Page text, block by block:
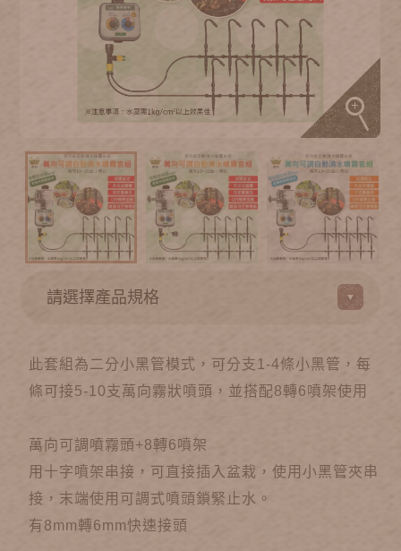
此套組為二分小黑管模式，可分支1-4條小黑管，每
條可接5-10支萬向霧狀噴頭，並搭配8轉6噴架使用
萬向可調噴霧頭+8轉6噴架
用十字噴架串接，可直接插入盆栽，使用小黑管夾串
接，末端使用可調式噴頭鎖緊止水。
有8mm轉6mm快速接頭